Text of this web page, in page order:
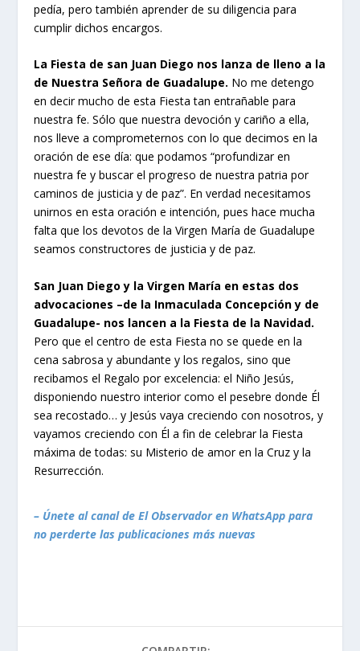
pedía, pero también aprender de su diligencia para
cumplir dichos encargos.
La Fiesta de san Juan Diego nos lanza de lleno a la
de Nuestra Señora de Guadalupe. No me detengo
en decir mucho de esta Fiesta tan entrañable para
nuestra fe. Sólo que nuestra devoción y cariño a ella,
nos lleve a comprometernos con lo que decimos en la
oración de ese día: que podamos “profundizar en
nuestra fe y buscar el progreso de nuestra patria por
caminos de justicia y de paz”. En verdad necesitamos
unirnos en esta oración e intención, pues hace mucha
falta que los devotos de la Virgen María de Guadalupe
seamos constructores de justicia y de paz.
San Juan Diego y la Virgen María en estas dos
advocaciones –de la Inmaculada Concepción y de
Guadalupe- nos lancen a la Fiesta de la Navidad.
Pero que el centro de esta Fiesta no se quede en la
cena sabrosa y abundante y los regalos, sino que
recibamos el Regalo por excelencia: el Niño Jesús,
disponiendo nuestro interior como el pesebre donde Él
sea recostado… y Jesús vaya creciendo con nosotros, y
vayamos creciendo con Él a fin de celebrar la Fiesta
máxima de todas: su Misterio de amor en la Cruz y la
Resurrección.
– Únete al canal de El Observador en WhatsApp para
no perderte las publicaciones más nuevas